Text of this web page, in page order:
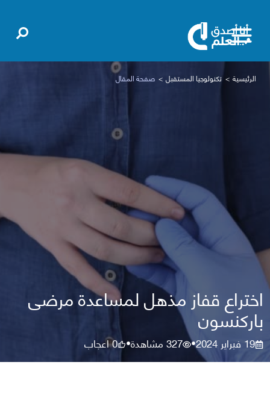
الرئيسية تكنولوجيا المستقبل صفحة المقال
اختراع قفاز مذهل لمساعدة مرضى
باركنسون
19 فبراير 2024 •
327مشاهدة•
0اعجاب